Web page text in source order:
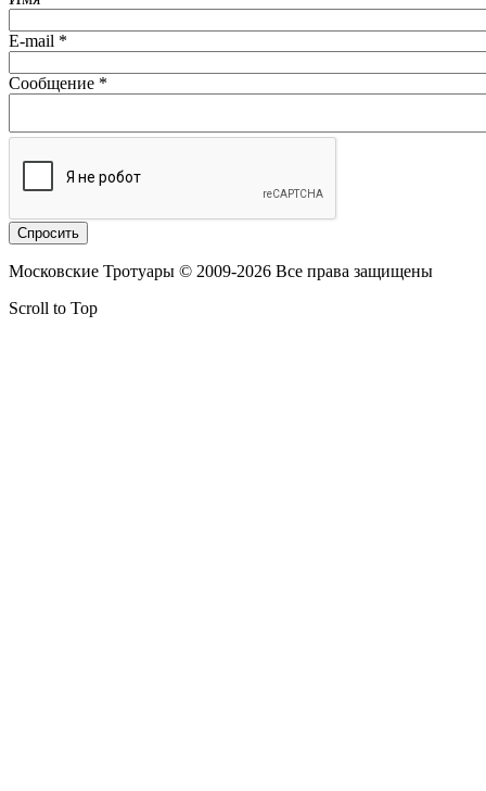
E-mail *
Сообщение *
Московские Тротуары © 2009-2026 Все права защищены
Scroll to Top